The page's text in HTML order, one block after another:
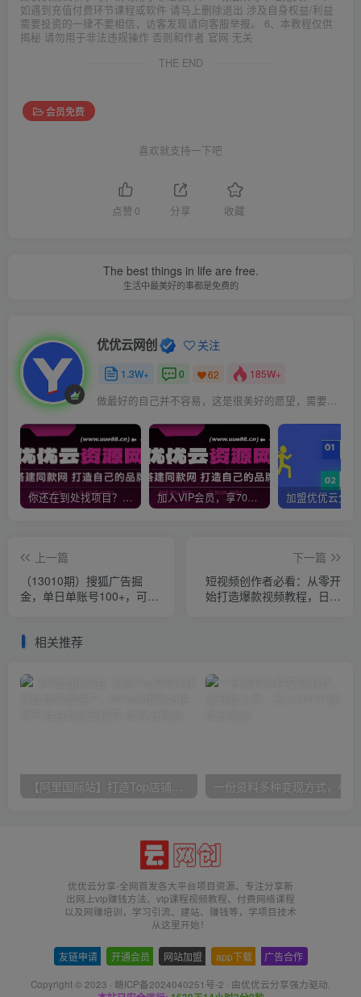
如遇到充值付费环节课程或软件 请马上删除退出 涉及自身权益/利益
需要投资的一律不要相信，访客发现请向客服举报。 6、本教程仅供
揭秘 请勿用于非法违规操作 否则和作者 官网 无关
THE END
会员免费
喜欢就支持一下吧
点赞 0 分享 收藏
The best things in life are free.
生活中最美好的事都是免费的
优优云网创 关注
1.3W+ 0 62 185W+
做最好的自己并不容易，这是很美好的愿望，需要耐心、坚持和毅力
你还在到处找项目？还在当韭菜？我靠网创资源站一个月收入5万+，曾经我也是个失败者。 加入VIP会员，享70%的推广提成，免费学习多种网上创业课程，菜鸟秒变大神！
上一篇
（13010期）搜狐广告掘
金，单日单账号100+，可无
下一篇
短视频创作者必看：从零开
始打造爆款视频教程，日收
相关推荐
优优云分享-全网首发各大平台项目资源、专注分享新
出网上vip赚钱方法、vip课程视频教程、付费网络课程
以及网赚培训，学习引流、建站、赚钱等，学项目技术
从这里开始！
友链申请 开通会员 网站加盟 app下载 广告合作
Copyright © 2023 · 赣ICP备2024040251号-2 · 由优优云分享强力驱动.